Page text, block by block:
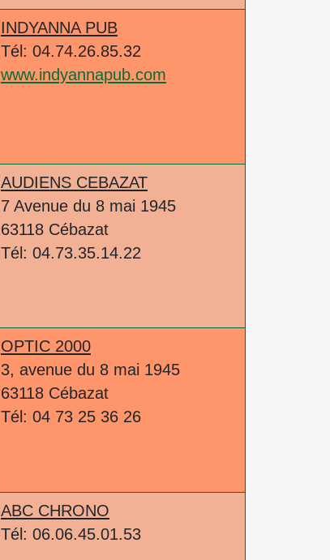
INDYANNA PUB
Tél: 04.74.26.85.32
www.indyannapub.com
AUDIENS CEBAZAT
7 Avenue du 8 mai 1945
63118 Cébazat
Tél: 04.73.35.14.22
OPTIC 2000
3, avenue du 8 mai 1945
63118 Cébazat
Tél: 04 73 25 36 26
ABC CHRONO
Tél: 06.06.45.01.53